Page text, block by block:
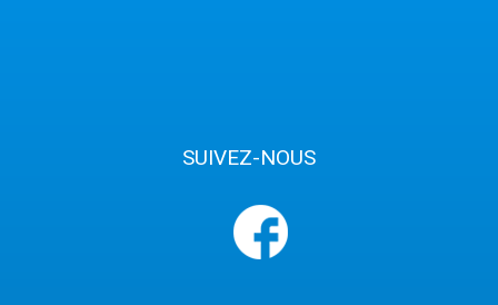
SUIVEZ-NOUS